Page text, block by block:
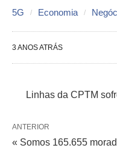
5G Economia
3 ANOS ATRÁS
Linhas da CPTM
ANTERIOR
« Somos 165.655